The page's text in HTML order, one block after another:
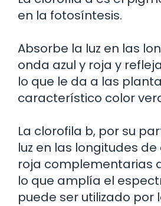
en la fotosíntesis.
Absorbe la luz en las
onda azul y roja y
lo que le da a las
característico color
La clorofila b, por su
luz en las longitudes
roja complementarias
lo que amplía el
puede ser utilizado por